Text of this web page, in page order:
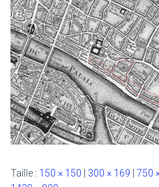
Taille : 150 × 150 300 × 169 750